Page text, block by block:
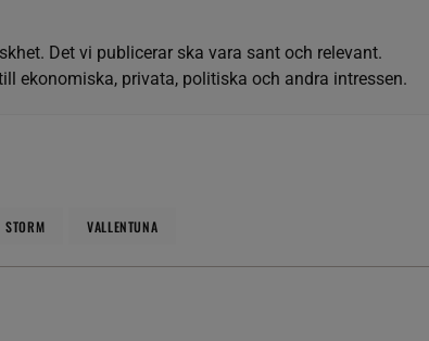
Det vi publicerar ska vara sant och relevant.
ekonomiska, privata, politiska och andra intressen.
STORM VALLENTUNA